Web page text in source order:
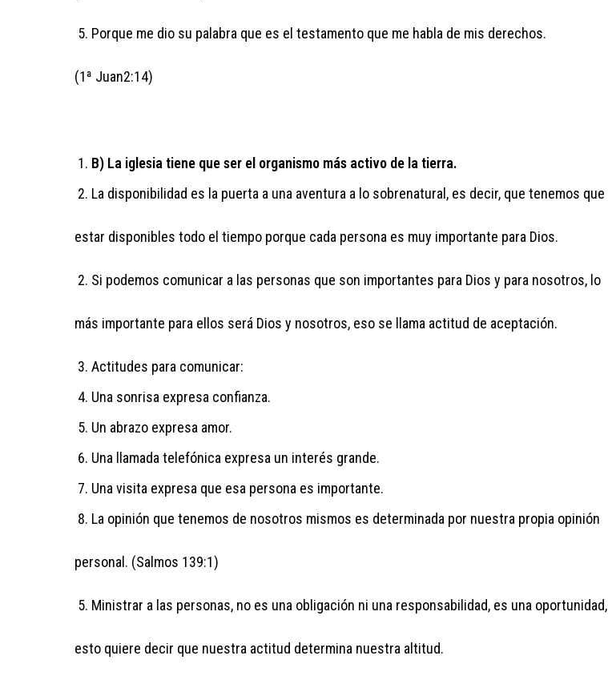
Porque me dio su palabra que es el testamento que me habla de mis derechos.
(1ª Juan2:14)
B) La iglesia tiene que ser el organismo más activo de la tierra.
La disponibilidad es la puerta a una aventura a lo sobrenatural, es decir, que tenemos que
estar disponibles todo el tiempo porque cada persona es muy importante para Dios.
Si podemos comunicar a las personas que son importantes para Dios y para nosotros, lo
más importante para ellos será Dios y nosotros, eso se llama actitud de aceptación.
Actitudes para comunicar:
Una sonrisa expresa confianza.
Un abrazo expresa amor.
Una llamada telefónica expresa un interés grande.
Una visita expresa que esa persona es importante.
La opinión que tenemos de nosotros mismos es determinada por nuestra propia opinión
personal. (Salmos 139:1)
Ministrar a las personas, no es una obligación ni una responsabilidad, es una oportunidad,
esto quiere decir que nuestra actitud determina nuestra altitud.